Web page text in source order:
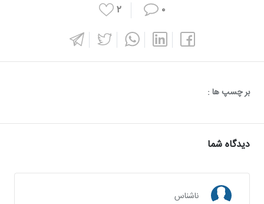
۰ ۲
بر چسپ ها :
دیدگاه شما
ناشناس